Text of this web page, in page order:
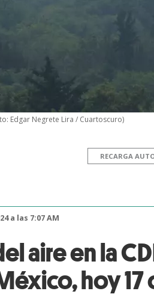
Edgar Negrete Lira / Cuartoscuro)
RECARGA
a las 7:07 AM
aire en la
hoy 17